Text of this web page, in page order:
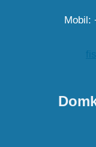
Mobil: